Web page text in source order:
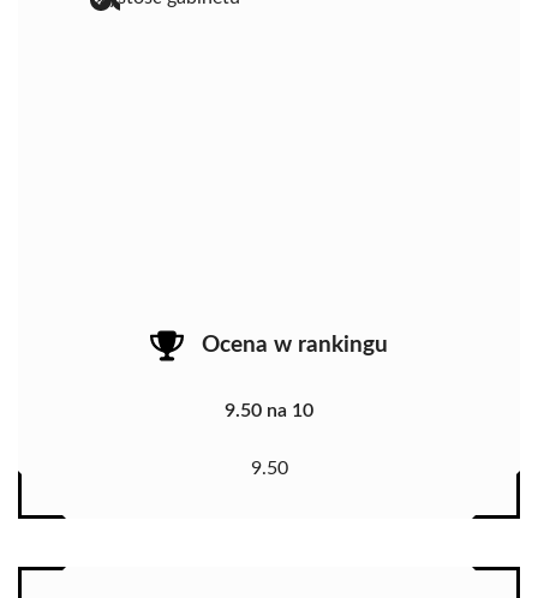
Ocena w rankingu
9.50 na 10
9.50